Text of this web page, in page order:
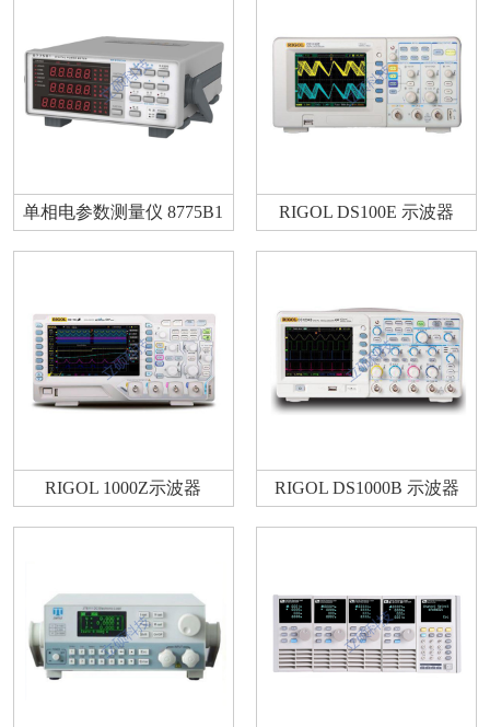
单相电参数测量仪 8775B1 RIGOL DS100E 示波器
RIGOL 1000Z示波器 RIGOL DS1000B 示波器